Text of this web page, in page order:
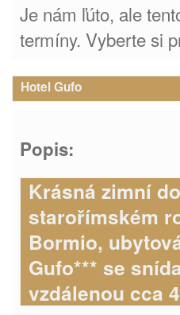
Je nám ľúto, ale
termíny. Vyberte si
Hotel Gufo
Popis:
Krásná zimní
starořímském
Bormio,
Gufo*** se
vzdálenou cca